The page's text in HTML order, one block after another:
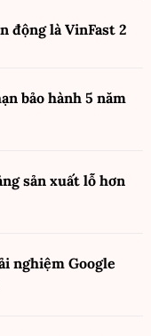
động là VinFast 2
bảo hành 5 năm
sản xuất lỗ hơn
nghiệm Google